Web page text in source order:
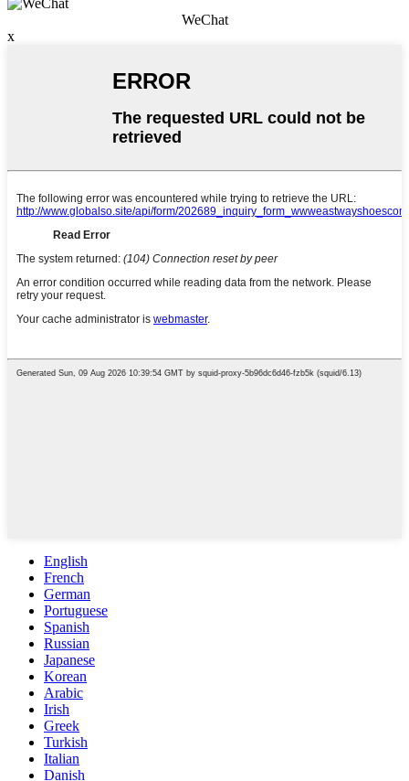
WeChat
x
English
French
German
Portuguese
Spanish
Russian
Japanese
Korean
Arabic
Irish
Greek
Turkish
Italian
Danish